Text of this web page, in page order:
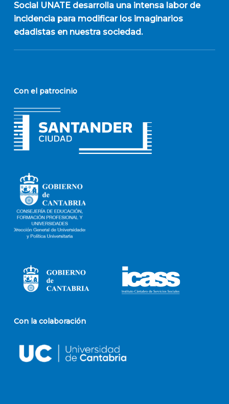
Social UNATE desarrolla una intensa labor de
incidencia para modificar los imaginarios
edadistas en nuestra sociedad.
Con el patrocinio
Con la colaboración